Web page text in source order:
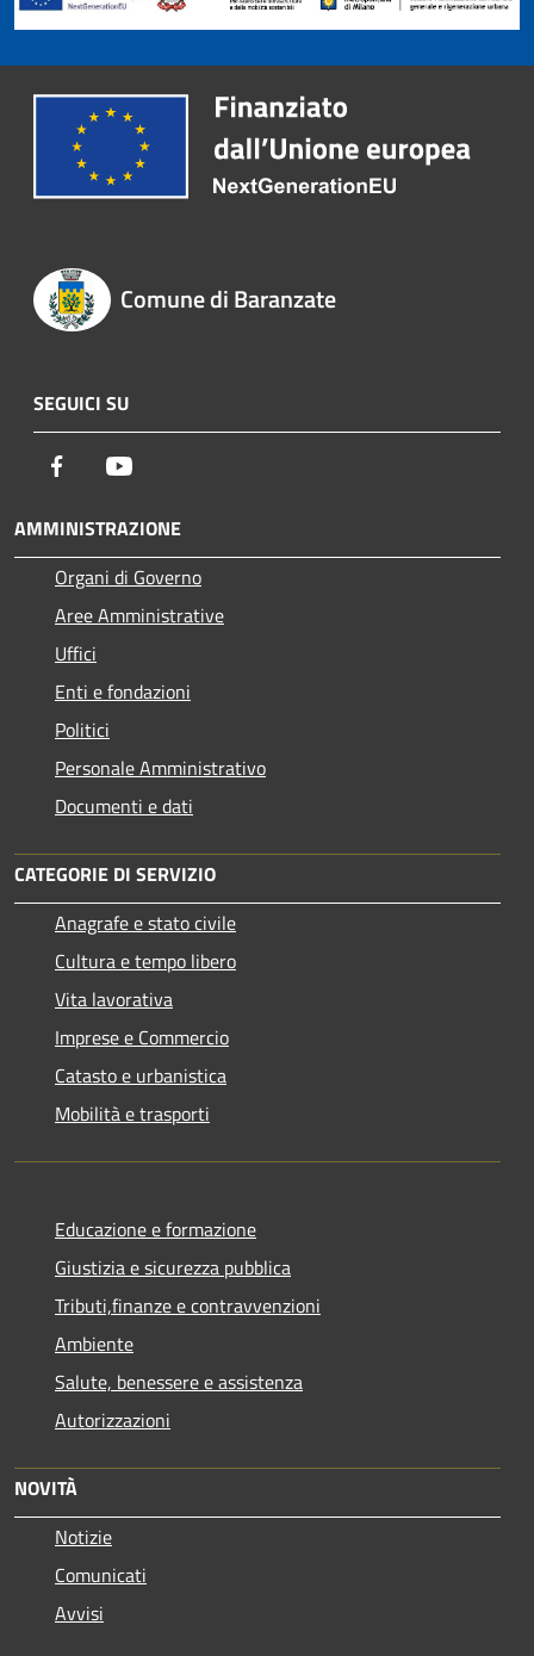
Comune di Baranzate
SEGUICI SU
Facebook
AMMINISTRAZIONE
Organi di Governo
Aree Amministrative
Uffici
Enti e fondazioni
Politici
Personale Amministrativo
Documenti e dati
CATEGORIE DI SERVIZIO
Anagrafe e stato civile
Cultura e tempo libero
Vita lavorativa
Imprese e Commercio
Catasto e urbanistica
Mobilità e trasporti
Educazione e formazione
Giustizia e sicurezza pubblica
Tributi,finanze e contravvenzioni
Ambiente
Salute, benessere e assistenza
Autorizzazioni
NOVITÀ
Notizie
Comunicati
Avvisi